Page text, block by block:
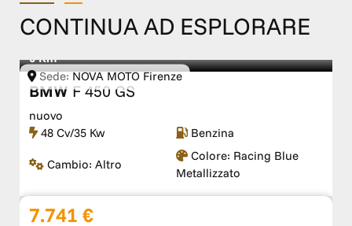
CONTINUA AD ESPLORARE
Sede: NOVA MOTO Firenze
0 Km
BMW F 450 GS
nuovo
48 Cv/35 Kw
Benzina
Cambio: Altro
Colore: Racing Blue
Metallizzato
7.741 €